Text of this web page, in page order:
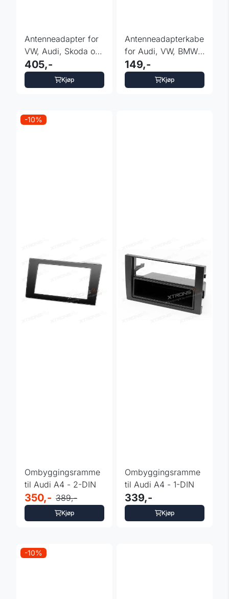
Antenneadapter for
VW, Audi, Skoda og
Seat ISO-Fakra
(m)x2
405,-
Kjøp
Antenneadapterkabel
for Audi, VW, BMW,
Opel og flere
149,-
Kjøp
-10%
Ombyggingsramme
til Audi A4 - 2-DIN
350,- 389,-
Kjøp
Ombyggingsramme
til Audi A4 - 1-DIN
339,-
Kjøp
-10%